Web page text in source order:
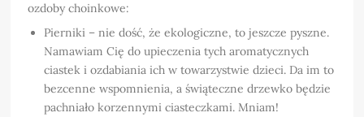
ozdoby choinkowe:
Pierniki – nie dość, że ekologiczne, to jeszcze pyszne.
Namawiam Cię do upieczenia tych aromatycznych
ciastek i ozdabiania ich w towarzystwie dzieci. Da im to
bezcenne wspomnienia, a świąteczne drzewko będzie
pachniało korzennymi ciasteczkami. Mniam!